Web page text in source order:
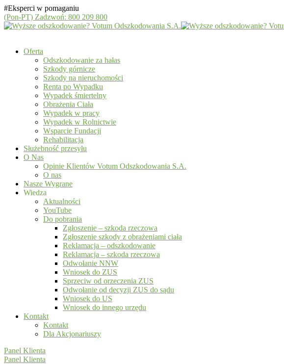
#Eksperci w pomaganiu
(Pon-PT) Zadzwoń: 800 209 800
Oferta
Odszkodowanie za hałas
Szkody górnicze
Szkody na nieruchomości
Renta po Wypadku
Wypadek śmiertelny
Obrażenia Ciała
Wypadek w pracy
Wypadek w Rolnictwie
Wsparcie Fundacji
Rehabilitacja
Służebność przesyłu
O Nas
Opinie Klientów Votum Odszkodowania S.A.
O nas
Nasze Wygrane
Wiedza
Aktualności
YouTube
Do pobrania
Zgłoszenie – szkoda rzeczowa
Zgłoszenie szkody z obrażeniami ciała
Reklamacja – odszkodowanie
Reklamacja – szkoda rzeczowa
Odwołanie NNW
Wniosek do ZUS
Sprzeciw od orzeczenia ZUS
Odwołanie od decyzji ZUS do sądu
Wniosek do US
Wniosek do innego urzędu
Kontakt
Kontakt
Dla Akcjonariuszy
Panel Klienta
Panel Klienta